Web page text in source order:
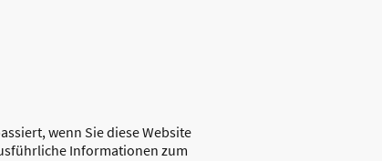
wenn Sie diese Website
Informationen zum